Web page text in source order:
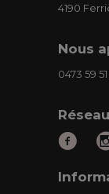
4190
Nous
0473 59